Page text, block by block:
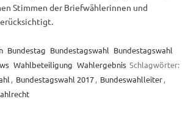
Stimmen der Briefwählerinnen und
Bundestag Bundestagswahl Bundestagswahl
Wahlbeteiligung Wahlergebnis Schlagwörter:
, Bundestagswahl 2017, Bundeswahlleiter,